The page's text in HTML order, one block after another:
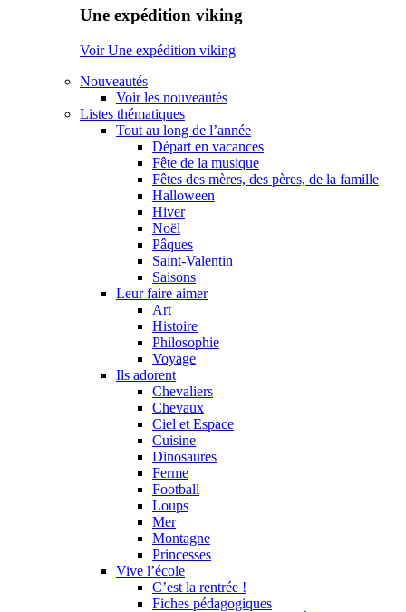
Une expédition viking
Voir Une expédition viking
Nouveautés
Voir les nouveautés
Listes thématiques
Tout au long de l’année
Départ en vacances
Fête de la musique
Fêtes des mères, des pères, de la famille
Halloween
Hiver
Noël
Pâques
Saint-Valentin
Saisons
Leur faire aimer
Art
Histoire
Philosophie
Voyage
Ils adorent
Chevaliers
Chevaux
Ciel et Espace
Cuisine
Dinosaures
Ferme
Football
Loups
Mer
Montagne
Princesses
Vive l’école
C’est la rentrée !
Fiches pédagogiques